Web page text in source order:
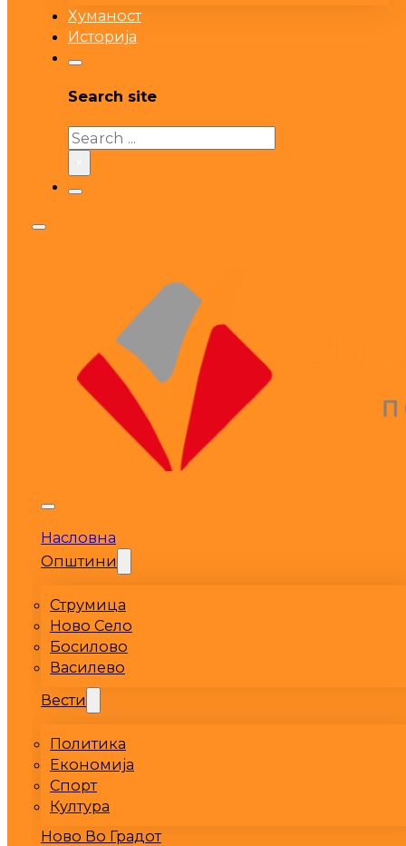
Хуманост
Историја
Search site
Search
Насловна
Општини
Струмица
Ново Село
Босилово
Василево
Вести
Политика
Економија
Спорт
Култура
Ново Во Градот